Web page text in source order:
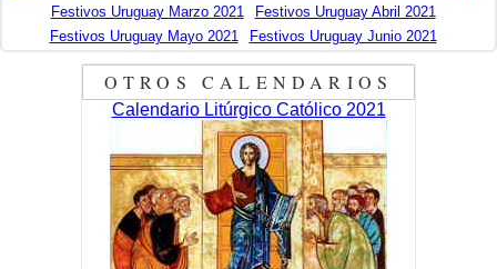
Festivos Uruguay Marzo 2021
Festivos Uruguay Abril 2021
Festivos Uruguay Mayo 2021
Festivos Uruguay Junio 2021
OTROS CALENDARIOS
Calendario Litúrgico Católico 2021